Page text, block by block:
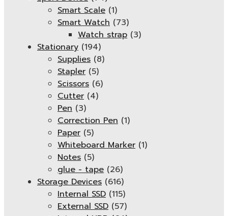
Smart Scale (1)
Smart Watch (73)
Watch strap (3)
Stationary (194)
Supplies (8)
Stapler (5)
Scissors (6)
Cutter (4)
Pen (3)
Correction Pen (1)
Paper (5)
Whiteboard Marker (1)
Notes (5)
glue - tape (26)
Storage Devices (616)
Internal SSD (115)
External SSD (57)